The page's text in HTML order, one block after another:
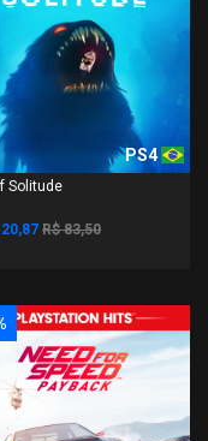
PS4
Solitude
20,87 R$ 83,50